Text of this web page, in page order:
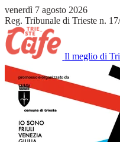
venerdì 7 agosto 2026
Reg. Tribunale di Trieste n.
Il meglio di